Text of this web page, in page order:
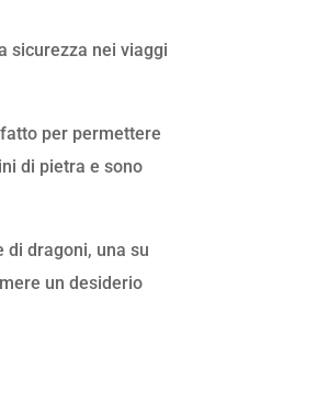
sicurezza nei viaggi
per permettere
di pietra e sono
di dragoni, una su
un desiderio